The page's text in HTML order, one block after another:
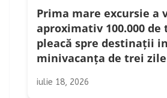
Prima mare excursie a
aproximativ 100.000
pleacă spre destinații
minivacanța de trei zile
iulie 18, 2026